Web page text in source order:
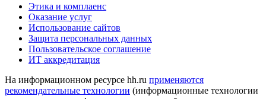
Этика и комплаенс
Оказание услуг
Использование сайтов
Защита персональных данных
Пользовательское соглашение
ИТ аккредитация
На информационном ресурсе hh.ru применяются
рекомендательные технологии (информационные технологии